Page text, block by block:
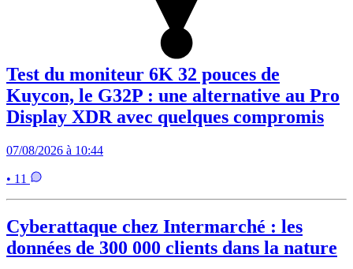
Test du moniteur 6K 32 pouces de
Kuycon, le G32P : une alternative au Pro
Display XDR avec quelques compromis
07/08/2026 à 10:44
• 11
Cyberattaque chez Intermarché : les
données de 300 000 clients dans la nature